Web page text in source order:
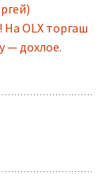
OLX торгаш
— дохлое.